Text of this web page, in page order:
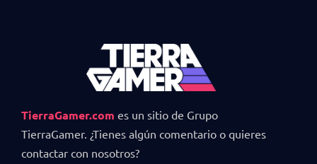
TierraGamer.com es un sitio de Grupo
TierraGamer. ¿Tienes algún comentario o quieres
contactar con nosotros?